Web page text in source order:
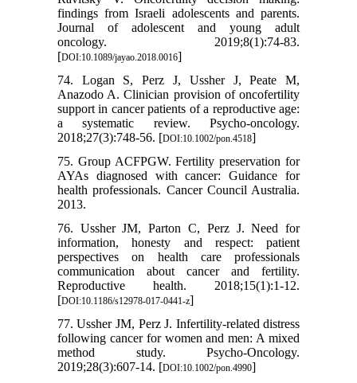
findings from Israeli adolescents and parents.
Journal of adolescent and young adult
oncology. 2019;8(1):74-83.
[DOI:10.1089/jayao.2018.0016]
74. Logan S, Perz J, Ussher J, Peate M,
Anazodo A. Clinician provision of oncofertility
support in cancer patients of a reproductive age:
a systematic review. Psycho‐oncology.
2018;27(3):748-56. [DOI:10.1002/pon.4518]
75. Group ACFPGW. Fertility preservation for
AYAs diagnosed with cancer: Guidance for
health professionals. Cancer Council Australia.
2013.
76. Ussher JM, Parton C, Perz J. Need for
information, honesty and respect: patient
perspectives on health care professionals
communication about cancer and fertility.
Reproductive health. 2018;15(1):1-12.
[DOI:10.1186/s12978-017-0441-z]
77. Ussher JM, Perz J. Infertility‐related distress
following cancer for women and men: A mixed
method study. Psycho‐Oncology.
2019;28(3):607-14. [DOI:10.1002/pon.4990]